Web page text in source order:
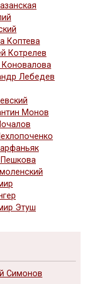
Коптева
Котрелев
Коновалова
Лебедев
Монов
Этуш
Симонов